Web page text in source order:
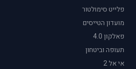
פלייט סימולטור
מועדון הטייסים
פאלקון 4.0
תעופה וביטחון
אי אל 2